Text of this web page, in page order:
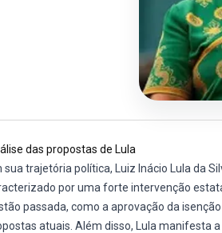
das propostas de Lula
sua trajetória política, Luiz Inácio Lula da
por uma forte intervenção
passada, como a aprovação da
atuais. Além disso, Lula manifesta